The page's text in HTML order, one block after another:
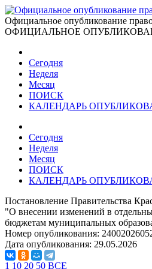
Официальное опубликование
ОФИЦИАЛЬНОЕ
Сегодня
Неделя
Месяц
ПОИСК
КАЛЕНДАРЬ
Сегодня
Неделя
Месяц
ПОИСК
КАЛЕНДАРЬ
Постановление Правительства
"О внесении изменений в
бюджетам муниципальных
Номер опубликования:
Дата опубликования: 29.05.2026
1 10 20 50 ВСЕ